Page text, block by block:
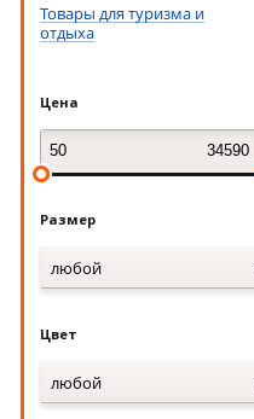
Товары для туризма и
отдыха
Цена
Размер
любой
Цвет
любой